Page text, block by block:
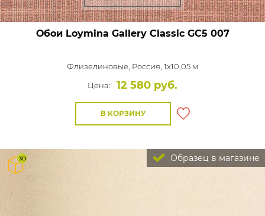
Обои Loymina Gallery ClassicGC5 007
Флизелиновые, Россия, 1x10,05 м
Цена:
12 580 руб.
В КОРЗИНУ
Образец в магазине